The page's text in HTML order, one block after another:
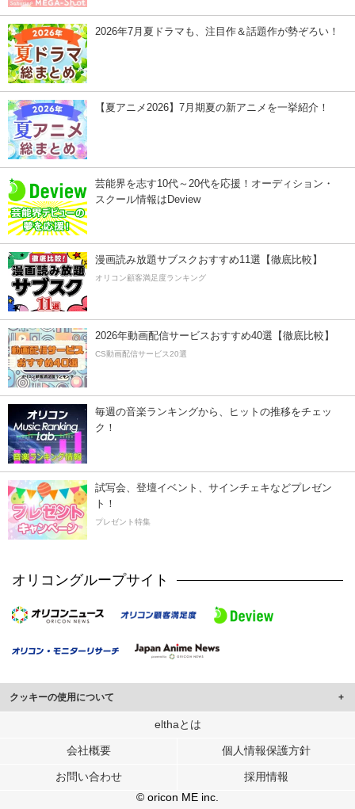
2026年7月夏ドラマも、注目作＆話題作が勢ぞろい！
【夏アニメ2026】7月期夏の新アニメを一挙紹介！
芸能界を志す10代～20代を応援！オーディション・
スクール情報はDeview
漫画読み放題サブスクおすすめ11選【徹底比較】
オリコン顧客満足度ランキング
2026年動画配信サービスおすすめ40選【徹底比較】
CS動画配信サービス20選
毎週の音楽ランキングから、ヒットの推移をチェッ
ク！
試写会、登壇イベント、サインチェキなどプレゼン
ト！
プレゼント特集
オリコングループサイト
クッキーの使用について
このサイトでは Cookie を使用して、ユーザーに合わせたコンテンツや広告の
行っています。
メディアや広告配信、データ解析の各パートナーに提供しています。
各パートナーは、この情報とユーザーが各パートナーに提供した他の情報や、
ユーザーが各パートナーのサービスを使用したときに収集した他の情報を組み
elthaとは
会社概要 個人情報保護方針
お問い合わせ
採用情報
© oricon ME inc.